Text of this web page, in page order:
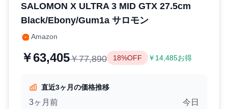
SALOMON X ULTRA 3 MID GTX 27.5cm
Black/Ebony/Gum1a サロモン
Amazon
￥63,405￥77,890 18%OFF ￥14,485お得
直近3ヶ月の価格推移
3ヶ月前 今日